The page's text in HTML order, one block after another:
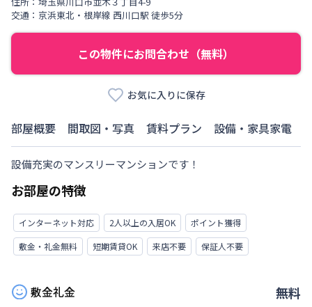
交通： 京浜東北・根岸線 西川口駅 徒歩5分
この物件にお問合わせ（無料）
お気に入りに保存
部屋概要 間取図・写真 賃料プラン 設備・家具家電
設備充実のマンスリーマンションです！
お部屋の特徴
インターネット対応 2人以上の入居OK
ポイント獲得
敷金・礼金無料
短期賃貸OK 来店不要 保証人不要
敷金礼金 無料